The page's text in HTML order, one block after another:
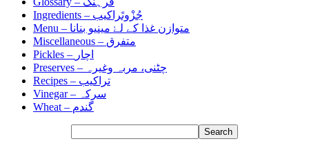
Ingredients – جُزْوتَراکیب
Menu – متوازن غذا کے لۓ مینیو بنانا
Miscellaneous – متفرق
Pickles – اچار
Preserves –
چٹنی، مربہ وغیرہ
Recipes – تراکیب
Vinegar –
سرکہ
Wheat – گندم